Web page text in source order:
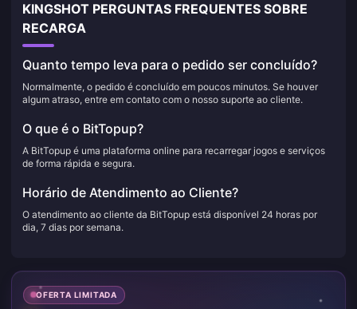
KINGSHOT PERGUNTAS FREQUENTES SOBRE
RECARGA
Quanto tempo leva para o pedido ser concluído?
Normalmente, o pedido é concluído em poucos minutos. Se houver
algum atraso, entre em contato com o nosso suporte ao cliente.
O que é o BitTopup?
A BitTopup é uma plataforma online para recarregar jogos e serviços
de forma rápida e segura.
Horário de Atendimento ao Cliente?
O atendimento ao cliente da BitTopup está disponível 24 horas por
dia, 7 dias por semana.
OFERTA LIMITADA